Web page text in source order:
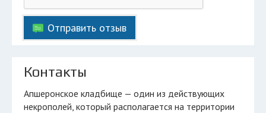
Отправить отзыв
Контакты
Апшеронское кладбище — один из действующих
некрополей, который располагается на территории